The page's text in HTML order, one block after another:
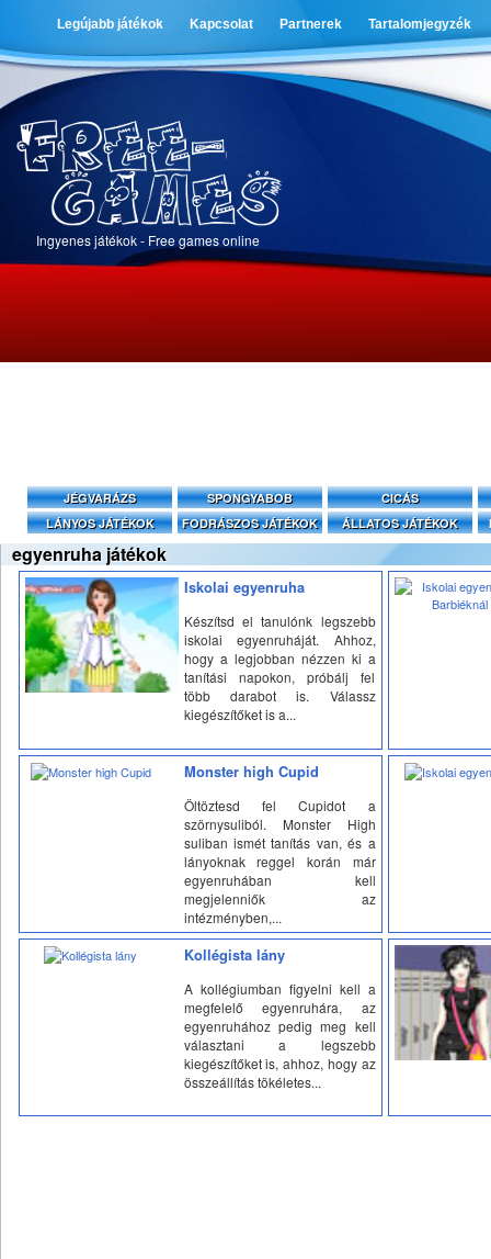
Legújabb játékok Kapcsolat Partnerek Tartalomjegyzék
Ingyenes játékok - Free games online
JÉGVARÁZS SPONGYABOB
CICÁS
LÁNYOS JÁTÉKOK
FODRÁSZOS JÁTÉKOK ÁLLATOS JÁTÉKOK
egyenruha játékok
Iskolai egyenruha
Készítsd el tanulónk legszebb
iskolai egyenruháját. Ahhoz,
hogy a legjobban nézzen ki a
tanítási napokon, próbálj fel
több darabot is. Válassz
kiegészítőket is a...
Monster high Cupid
Öltöztesd fel Cupidot a
szörnysuliból. Monster High
suliban ismét tanítás van, és a
lányoknak reggel korán már
egyenruhában kell
megjelenniők az
intézményben,...
Kollégista lány
A kollégiumban figyelni kell a
megfelelő egyenruhára, az
egyenruhához pedig meg kell
választani a legszebb
kiegészítőket is, ahhoz, hogy az
összeállítás tökéletes...